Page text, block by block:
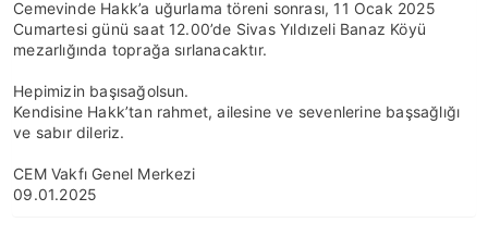
Cemevinde Hakk’a uğurlama töreni sonrası, 11 Ocak 2025
Cumartesi günü saat 12.00’de Sivas Yıldızeli Banaz Köyü
mezarlığında toprağa sırlanacaktır.
Hepimizin başısağolsun.
Kendisine Hakk’tan rahmet, ailesine ve sevenlerine başsağlığı
ve sabır dileriz.
CEM Vakfı Genel Merkezi
09.01.2025